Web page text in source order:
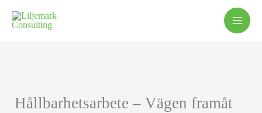
Hållbarhetsarbete – Vägen framåt